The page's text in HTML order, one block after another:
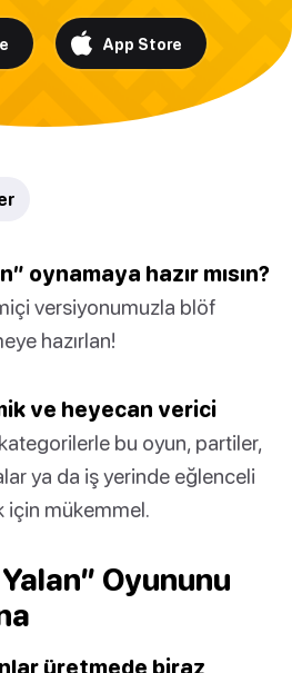
App Store
oynamaya hazır mısın?
versiyonumuzla blöf
hazırlan!
ve heyecan verici
bu oyun, partiler,
ya da iş yerinde eğlenceli
için mükemmel.
Oyununu
üretmede biraz